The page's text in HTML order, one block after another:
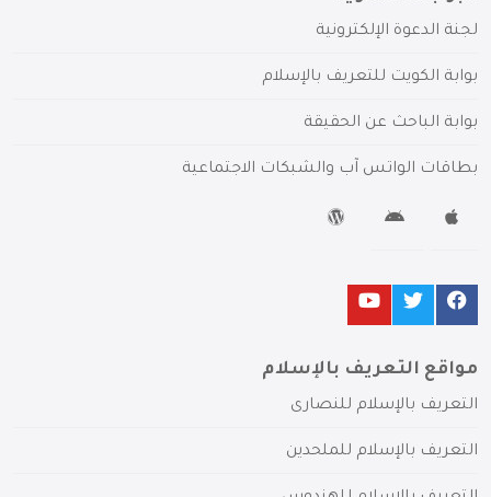
لجنة الدعوة الإلكترونية
بوابة الكويت للتعريف بالإسلام
بوابة الباحث عن الحقيقة
بطاقات الواتس آب والشبكات الاجتماعية
مواقع التعريف بالإسلام
التعريف بالإسلام للنصارى
التعريف بالإسلام للملحدين